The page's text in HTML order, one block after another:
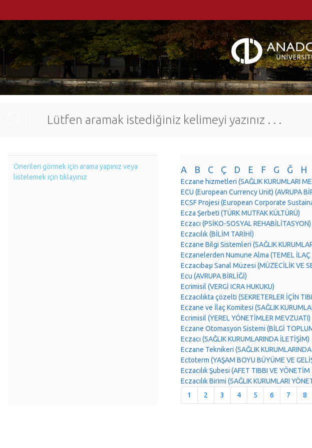
A B C Ç D E F G Ğ H
Eczane hizmetleri (SAĞLIK KURUMLARI
ECU (European Currency Unit) (AVRUPA
ECSF Projesi (European Corporate
Ecza Şerbeti (TÜRK MUTFAK KÜLTÜRÜ)
Eczacı (PSİKO-SOSYAL REHABİLİTASYON)
Eczacılık (BİLİM TARİHİ)
Eczane Bilgi Sistemleri (SAĞLIK
Eczanelerden Numune Alma (TEMEL İLAÇ
Eczacıbaşı Sanal Müzesi (MÜZECİLİK VE
Ecu (AVRUPA BİRLİĞİ)
Ecrimisil (VERGİ ICRA HUKUKU)
Eczacılıkta çözelti (SEKRETERLER İÇİN
Eczane ve İlaç Komitesi (SAĞLIK
Ecrimisil (YEREL YÖNETİMLER MEVZUATI)
Eczane Otomasyon Sistemi (BİLGİ
Eczacı (SAĞLIK KURUMLARINDA İLETİŞİM)
Eczane Teknikeri (SAĞLIK
Ectoterm (YAŞAM BOYU BÜYÜME VE
Eczacılık Şubesi (AFET TIBBI VE YÖNETİM
Eczacılık Birimi (SAĞLIK KURUMLARI
1
2 3 4 5 6 7 8
Önerileri görmek için arama yapınız veya
listelemek için tıklayınız